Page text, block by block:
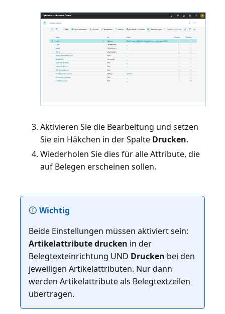
Aktivieren Sie die Bearbeitung und setzen
Sie ein Häkchen in der Spalte Drucken.
Wiederholen Sie dies für alle Attribute, die
auf Belegen erscheinen sollen.
Wichtig
Beide Einstellungen müssen aktiviert sein:
Artikelattribute drucken in der
Belegtexteinrichtung UND Drucken bei den
jeweiligen Artikelattributen. Nur dann
werden Artikelattribute als Belegtextzeilen